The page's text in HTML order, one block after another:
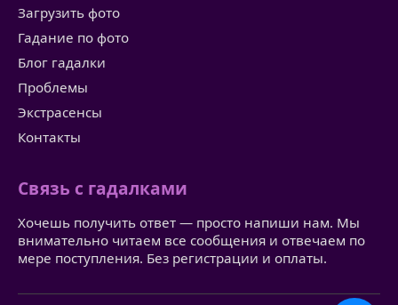
Загрузить фото
Гадание по фото
Блог гадалки
Проблемы
Экстрасенсы
Контакты
Связь с гадалками
Хочешь получить ответ — просто напиши нам. Мы
внимательно читаем все сообщения и отвечаем по
мере поступления. Без регистрации и оплаты.